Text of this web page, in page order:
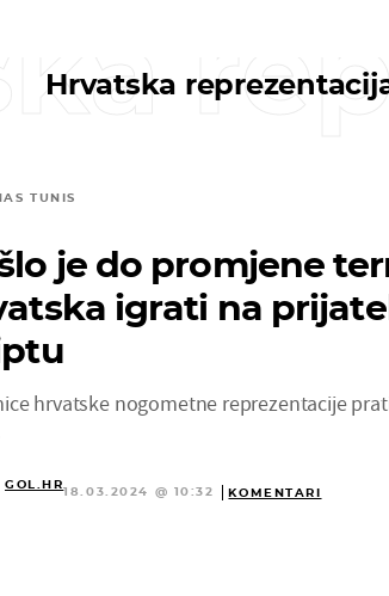
Hrvatska
TUNIS
je do promjene
igrati na
hrvatske nogometne reprezentacije
GOL.HR
18.03.2024 @ 10:32 KOMENTARI